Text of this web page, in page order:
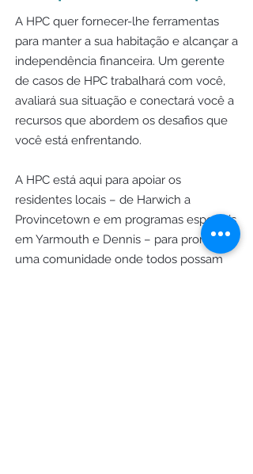
A HPC quer fornecer-lhe ferramentas
para manter a sua habitação e alcançar a
independência financeira. Um gerente
de casos de HPC trabalhará com você,
avaliará sua situação e conectará você a
recursos que abordem os desafios que
você está enfrentando.
A HPC está aqui para apoiar os
residentes locais – de Harwich a
Provincetown e em programas especiais
em Yarmouth e Dennis – para promover
uma comunidade onde todos possam